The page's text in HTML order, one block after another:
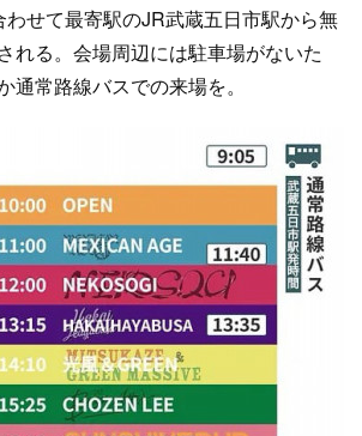
わせて最寄駅のJR武蔵五日市駅から無
れる。会場周辺には駐車場がないた
通常路線バスでの来場を。